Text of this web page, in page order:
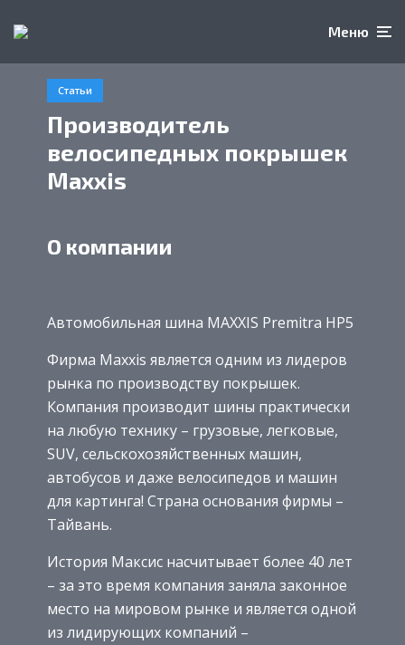
Меню
Статьи
Производитель
велосипедных покрышек
Maxxis
О компании
Автомобильная шина MAXXIS Premitra HP5
Фирма Maxxis является одним из лидеров
рынка по производству покрышек.
Компания производит шины практически
на любую технику – грузовые, легковые,
SUV, сельскохозяйственных машин,
автобусов и даже велосипедов и машин
для картинга! Страна основания фирмы –
Тайвань.
История Максис насчитывает более 40 лет
– за это время компания заняла законное
место на мировом рынке и является одной
из лидирующих компаний –